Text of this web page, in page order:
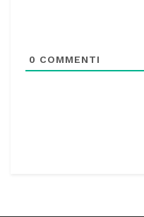
0 COMMENTI